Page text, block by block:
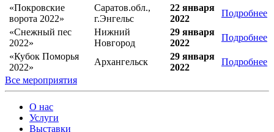
«Покровские
ворота 2022»
Саратов.обл.,
г.Энгельс
22 января
2022
Подробнее
«Снежный пес
2022»
Нижний
Новгород
29 января
2022
Подробнее
«Кубок Поморья
2022»
Архангельск
29 января
2022
Подробнее
Все мероприятия
О нас
Услуги
Выставки